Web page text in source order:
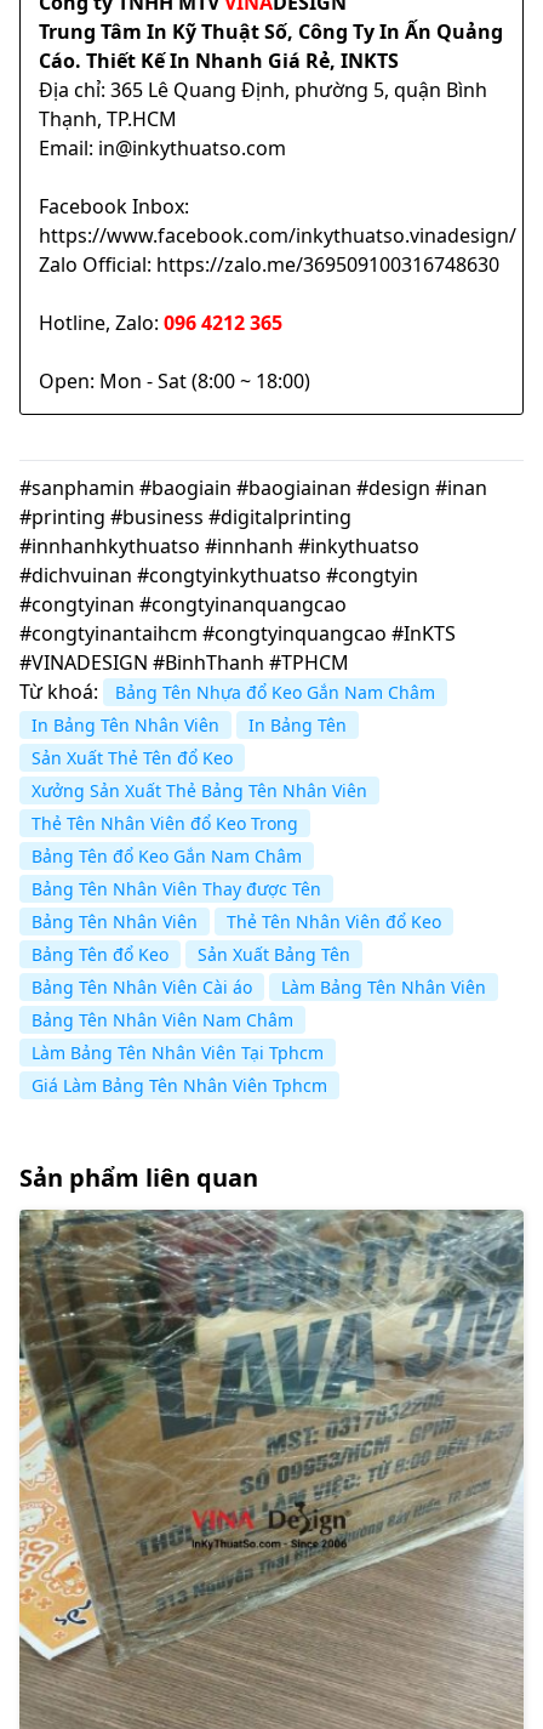
Trung Tâm In Kỹ Thuật Số, Công Ty In Ấn Quảng
Cáo. Thiết Kế In Nhanh Giá Rẻ, INKTS
Địa chỉ: 365 Lê Quang Định, phường 5, quận Bình
Thạnh, TP.HCM
Email: in@inkythuatso.com
Facebook Inbox:
https://www.facebook.com/inkythuatso.vinadesign/
Zalo Official: https://zalo.me/369509100316748630
Hotline, Zalo: 096 4212 365
Open: Mon - Sat (8:00 ~ 18:00)
#sanphamin #baogiain #baogiainan #design #inan
#printing #business #digitalprinting
#innhanhkythuatso #innhanh #inkythuatso
#dichvuinan #congtyinkythuatso #congtyin
#congtyinan #congtyinanquangcao
#congtyinantaihcm #congtyinquangcao #InKTS
#VINADESIGN #BinhThanh #TPHCM
Từ khoá:
Bảng Tên Nhựa đổ Keo Gắn Nam Châm
In Bảng Tên Nhân Viên
In Bảng Tên
Sản Xuất Thẻ Tên đổ Keo
Xưởng Sản Xuất Thẻ Bảng Tên Nhân Viên
Thẻ Tên Nhân Viên đổ Keo Trong
Bảng Tên đổ Keo Gắn Nam Châm
Bảng Tên Nhân Viên Thay được Tên
Bảng Tên Nhân Viên
Thẻ Tên Nhân Viên đổ Keo
Bảng Tên đổ Keo
Sản Xuất Bảng Tên
Bảng Tên Nhân Viên Cài áo
Làm Bảng Tên Nhân Viên
Bảng Tên Nhân Viên Nam Châm
Làm Bảng Tên Nhân Viên Tại Tphcm
Giá Làm Bảng Tên Nhân Viên Tphcm
Sản phẩm liên quan